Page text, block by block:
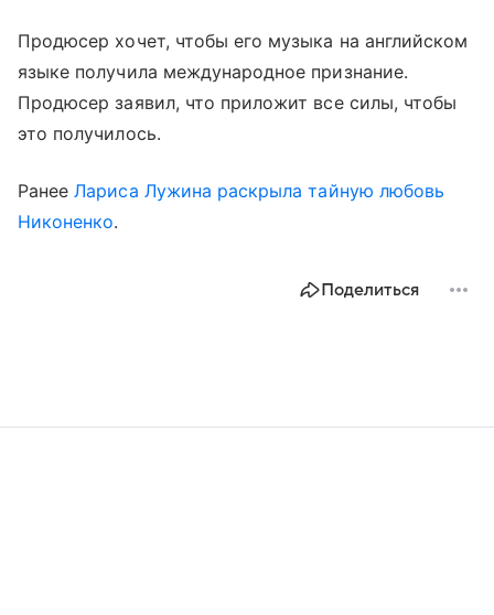
Продюсер хочет, чтобы его музыка на английском
языке получила международное признание.
Продюсер заявил, что приложит все силы, чтобы
это получилось.
РанееЛариса Лужина раскрыла тайную любовь
Никоненко.
Поделиться